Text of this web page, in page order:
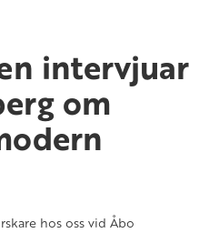
intervjuar
om
hos oss vid Åbo